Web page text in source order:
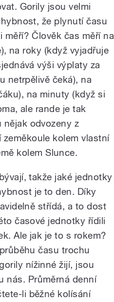
Gorily jsou velmi
že plynutí času
měří? Člověk čas měří na
na roky (když vyjadřuje
výši výplaty za
netrpělivě čeká), na
na minuty (když si
ale rande je tak
odvozeny z
kolem vlastní
kolem Slunce.
takže jaké jednotky
je to den. Díky
střídá, a to dost
časové jednotky řídili
Ale jak je to s rokem?
času trochu
nížinné žijí, jsou
nás. Průměrná denní
li běžné kolísání